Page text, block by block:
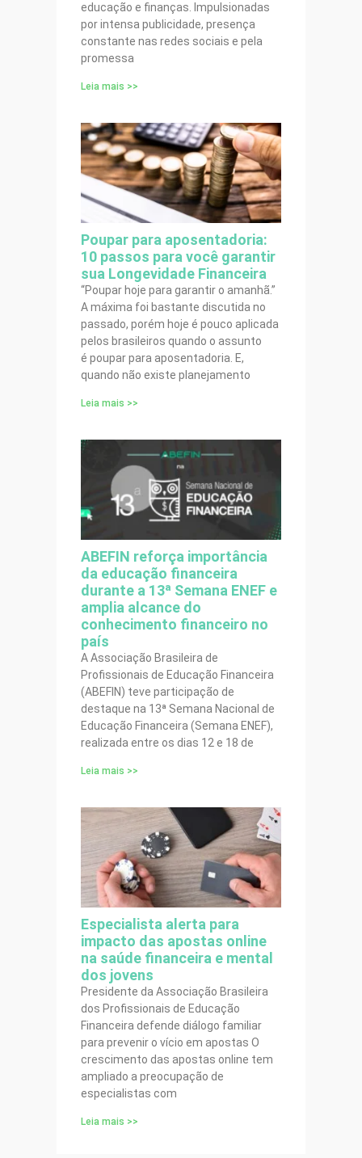
educação e finanças. Impulsionadas
por intensa publicidade, presença
constante nas redes sociais e pela
promessa
Leia mais >>
Poupar para aposentadoria:
10 passos para você garantir
sua Longevidade Financeira
“Poupar hoje para garantir o amanhã.”
A máxima foi bastante discutida no
passado, porém hoje é pouco aplicada
pelos brasileiros quando o assunto
é poupar para aposentadoria. E,
quando não existe planejamento
Leia mais >>
ABEFIN reforça importância
da educação financeira
durante a 13ª Semana ENEF e
amplia alcance do
conhecimento financeiro no
país
A Associação Brasileira de
Profissionais de Educação Financeira
(ABEFIN) teve participação de
destaque na 13ª Semana Nacional de
Educação Financeira (Semana ENEF),
realizada entre os dias 12 e 18 de
Leia mais >>
Especialista alerta para
impacto das apostas online
na saúde financeira e mental
dos jovens
Presidente da Associação Brasileira
dos Profissionais de Educação
Financeira defende diálogo familiar
para prevenir o vício em apostas O
crescimento das apostas online tem
ampliado a preocupação de
especialistas com
Leia mais >>